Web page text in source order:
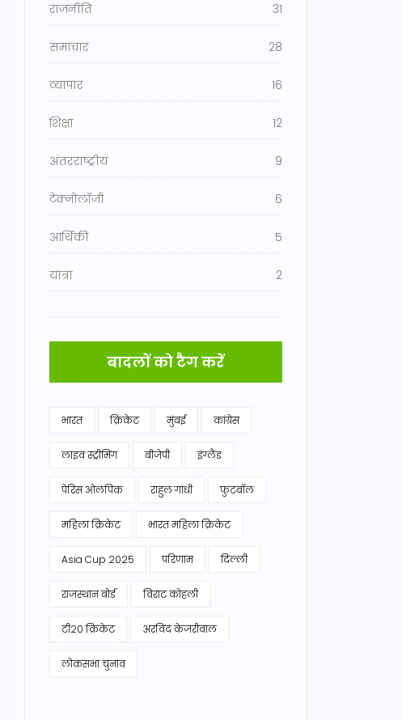
राजनीति 31
समाचार 28
व्यापार 16
शिक्षा 12
अंतरराष्ट्रीय 9
टेक्नोलॉजी 6
आर्थिकी 5
यात्रा 2
बादलों को टैग करें
भारत क्रिकेट मुंबई कांग्रेस
लाइव स्ट्रीमिंग बीजेपी इंग्लैंड
पेरिस ओलंपिक राहुल गांधी फुटबॉल
महिला क्रिकेट भारत महिला क्रिकेट
Asia Cup 2025 परिणाम दिल्ली
राजस्थान बोर्ड विराट कोहली
टी20 क्रिकेट अरविंद केजरीवाल
लोकसभा चुनाव